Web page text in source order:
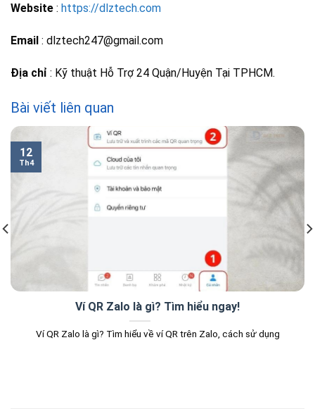
Website : https://dlztech.com
Email : dlztech247@gmail.com
Địa chỉ : Kỹ thuật Hỗ Trợ 24 Quận/Huyện Tại TPHCM.
Bài viết liên quan
Ví QR Zalo là gì? Tìm hiểu ngay!
Ví QR Zalo là gì? Tìm hiểu về ví QR trên Zalo, cách sử dụng
12
Th4